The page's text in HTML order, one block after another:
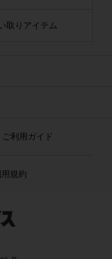
取りアイテム
ご利用ガイド
用規約